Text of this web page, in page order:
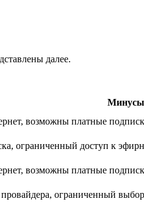
далее.
Минусы
возможны платные
ограниченный доступ к
возможны платные
ограниченный